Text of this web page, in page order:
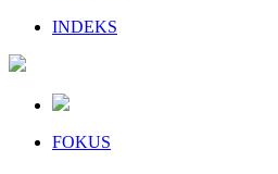
INDEKS
FOKUS